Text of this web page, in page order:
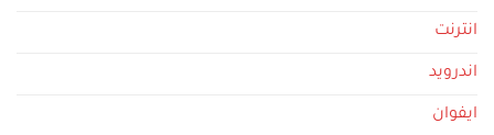
انترنت
اندرويد
ايفوان